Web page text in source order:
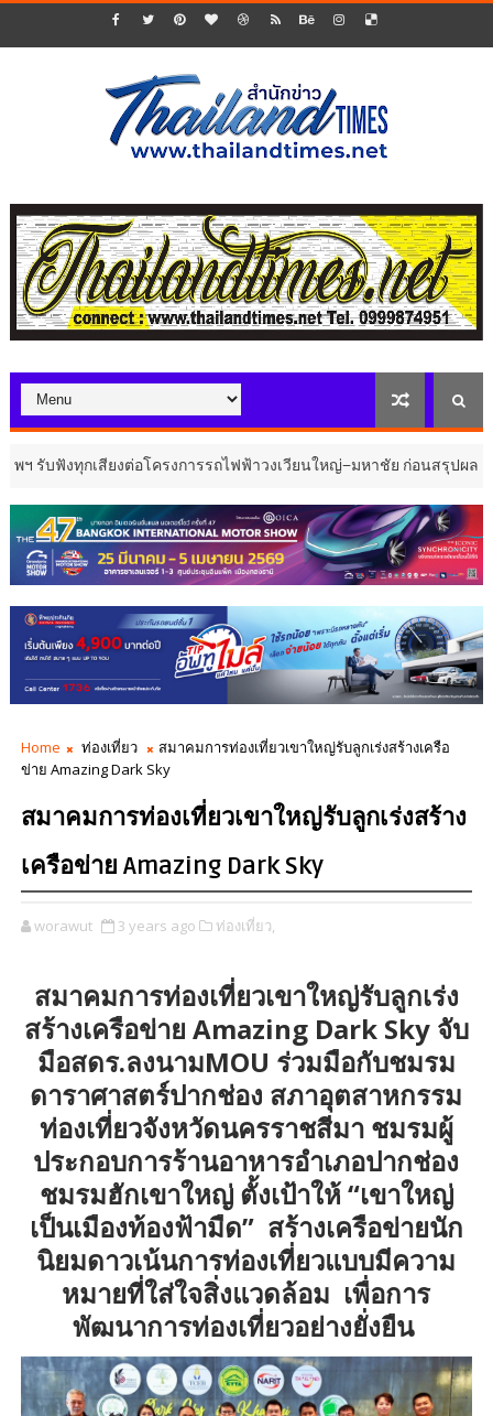
งต่อโครงการรถไฟฟ้าวงเวียนใหญ่–มหาชัย ก่อนสรุปผลการศึกษา ประ
Home ท่องเที่ยว
สมาคมการท่องเที่ยวเขาใหญ่รับลูกเร่งสร้างเครือ
ข่าย Amazing Dark Sky
สมาคมการท่องเที่ยวเขาใหญ่รับลูกเร่งสร้าง
เครือข่าย Amazing Dark Sky
worawut 3 years ago ท่องเที่ยว,
สมาคมการท่องเที่ยวเขาใหญ่รับลูกเร่ง
สร้างเครือข่าย Amazing Dark Sky จับ
มือสดร.ลงนามMOU ร่วมมือกับชมรม
ดาราศาสตร์ปากช่อง สภาอุตสาหกรรม
ท่องเที่ยวจังหวัดนครราชสีมา ชมรมผู้
ประกอบการร้านอาหารอำเภอปากช่อง
ชมรมฮักเขาใหญ่ ตั้งเป้าให้ “เขาใหญ่
เป็นเมืองท้องฟ้ามืด” สร้างเครือข่ายนัก
นิยมดาวเน้นการท่องเที่ยวแบบมีความ
หมายที่ใส่ใจสิ่งแวดล้อม เพื่อการ
พัฒนาการท่องเที่ยวอย่างยั่งยืน